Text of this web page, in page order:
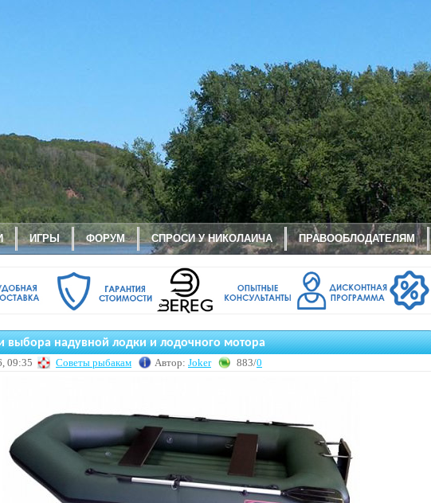
ИГРЫ ФОРУМ СПРОСИ У НИКОЛАИЧА ПРАВООБЛОДАТЕЛЯМ
выбора надувной лодки и лодочного мотора
09:35 Советы рыбакам Автор: Joker 883/0